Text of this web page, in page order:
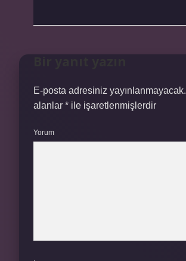
E-posta adresiniz yayınlanmayacak.
alanlar * ile işaretlenmişlerdir
Yorum